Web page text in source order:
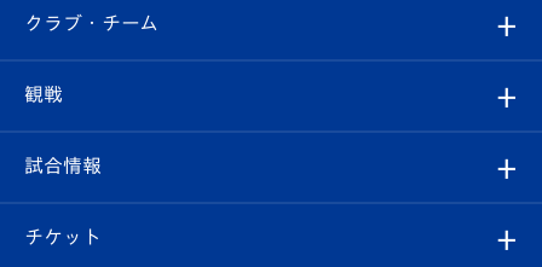
すべて
クラブ
試合情報
クラブ・チーム
クラブ概要
観戦
観戦ルール
試合情報
試合日程/結果
チケット